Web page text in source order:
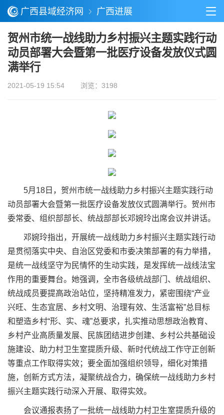
广西县域经济网 广西进展
贺州市统一战线助力乡村振兴主题实践行动
动员部署大会暨第一批医疗设备发放仪式圆
满举行
2021-05-19 15:54 浏览：3198
5月18日，贺州市统一战线助力乡村振兴主题实践行动
动员部署大会暨第一批医疗设备发放仪式圆满举行。贺州市
委常委、组织部部长、统战部部长邓婉玲出席会议并讲话。
邓婉玲指出，开展统一战线助力乡村振兴主题实践行动
是贯彻落实中央、自治区党委和市委决策部署的有力举措，
是统一战线坚守为民情怀的生动实践，是发挥统一战线法宝
作用的重要舞台。她强调，全市各级统战部门、统战组织、
统战成员要提高政治站位，坚持精准发力，紧密围绕“产业
兴旺、生态宜居、乡村文明、治理有效、生活富裕”总目标
和塑造乡村“形、实、魂”总要求，扎实推动思想政治教育、
乡村产业高质量发展、民族团结进步创建、乡村公共基础设
施建设、助力村卫生室提质升级、新时代统战工作守正创新
等重点工作取得实效；要全面加强组织领导，细化对策措
施，创新方式方法，凝聚统战合力，确保统一战线助力乡村
振兴主题实践行动深入开展、取得实效。
会议通报表扬了一批统一战线助力村卫生室提质升级的